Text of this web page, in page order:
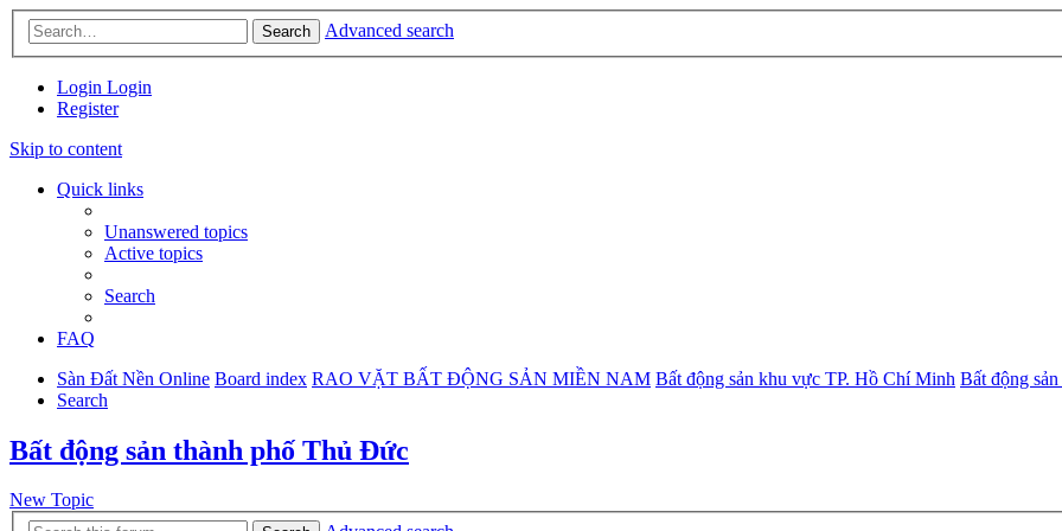
Search Advanced search
Login Login
Register
Skip to content
Quick links
Unanswered topics
Active topics
Search
FAQ
Sàn Đất Nền Online Board index RAO VẶT BẤT ĐỘNG SẢN MIỀN NAM Bất động sản khu vực TP. Hồ Chí Minh Bất động
Search
Bất động sản thành phố Thủ Đức
New Topic